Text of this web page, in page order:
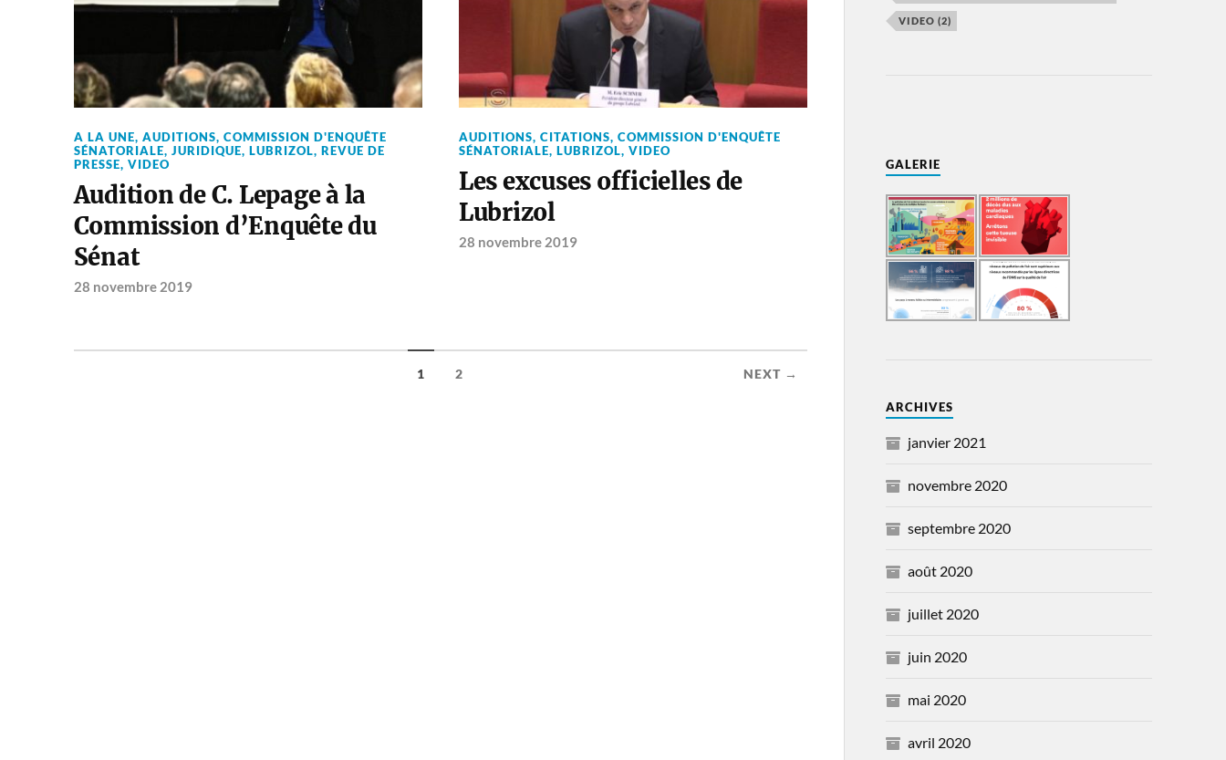
A LA UNE, AUDITIONS, COMMISSION D'ENQUÊTE
SÉNATORIALE, JURIDIQUE, LUBRIZOL, REVUE DE
PRESSE, VIDEO
Audition de C. Lepage à la
Commission d’Enquête du
Sénat
28 novembre 2019
AUDITIONS, CITATIONS, COMMISSION D'ENQUÊTE
SÉNATORIALE, LUBRIZOL, VIDEO
Les excuses officielles de
Lubrizol
28 novembre 2019
1 2 NEXT →
VIDEO (2)
GALERIE
ARCHIVES
janvier 2021
novembre 2020
septembre 2020
août 2020
juillet 2020
juin 2020
mai 2020
avril 2020